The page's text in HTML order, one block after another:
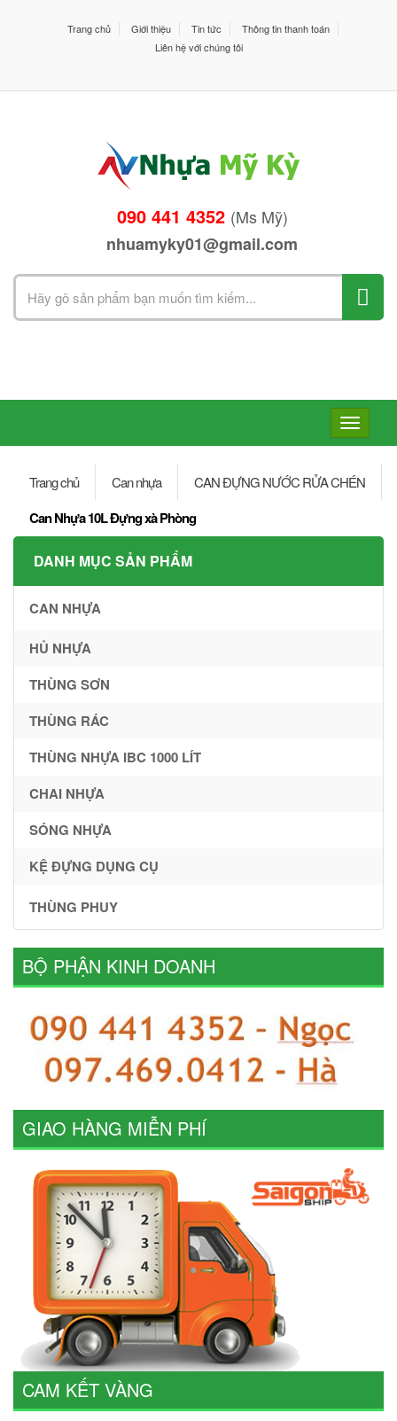
Trang chủ Giới thiệu Tin tức
Thông tin thanh toán
Liên hệ với chúng tôi
090 441 4352 (Ms Mỹ)
nhuamyky01@gmail.com
Search
for:
Toggle
navigation
Trang chủ Can nhựa CAN ĐỰNG NƯỚC RỬA CHÉN
Can Nhựa 10L Đựng xà Phòng
DANH MỤC SẢN PHẨM
CAN NHỰA
HỦ NHỰA
THÙNG SƠN
THÙNG RÁC
THÙNG NHỰA IBC 1000 LÍT
CHAI NHỰA
SÓNG NHỰA
KỆ ĐỰNG DỤNG CỤ
THÙNG PHUY
BỘ PHẬN KINH DOANH
GIAO HÀNG MIỄN PHÍ
CAM KẾT VÀNG